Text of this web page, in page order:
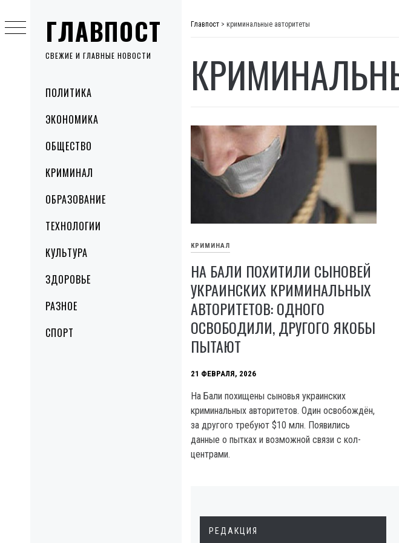
ГЛАВПОСТ
СВЕЖИЕ И ГЛАВНЫЕ НОВОСТИ
MenuПОЛИТИКА
ЭКОНОМИКА
ОБЩЕСТВО
КРИМИНАЛ
ОБРАЗОВАНИЕ
ТЕХНОЛОГИИ
КУЛЬТУРА
ЗДОРОВЬЕ
РАЗНОЕ
СПОРТ
to
content
Главпост > криминальные авторитеты
КРИМИНАЛ
НА БАЛИ ПОХИТИЛИ СЫНОВЕЙ
УКРАИНСКИХ КРИМИНАЛЬНЫХ
АВТОРИТЕТОВ: ОДНОГО
ОСВОБОДИЛИ, ДРУГОГО ЯКОБЫ
ПЫТАЮТ
21 ФЕВРАЛЯ, 2026
На Бали похищены сыновья украинских
криминальных авторитетов. Один освобождён,
за другого требуют $10 млн. Появились
данные о пытках и возможной связи с кол-
центрами.
РЕДАКЦИЯ